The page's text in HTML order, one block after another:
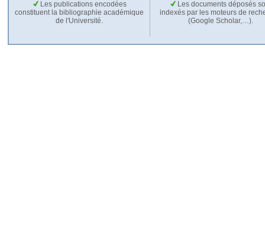
Les publications encodées
constituent la bibliographie académique
de l'Université.
Les documents déposés
indexés par les moteurs de
(Google Scholar,…).